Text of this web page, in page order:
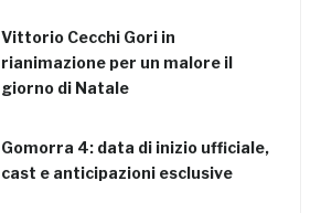
Vittorio Cecchi Gori in
rianimazione per un malore il
giorno di Natale
Gomorra 4: data di inizio ufficiale,
cast e anticipazioni esclusive